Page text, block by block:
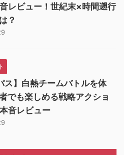
レビュー！世紀末×時間遡行
？
ス】白熱チームバトルを体
でも楽しめる戦略アクショ
音レビュー